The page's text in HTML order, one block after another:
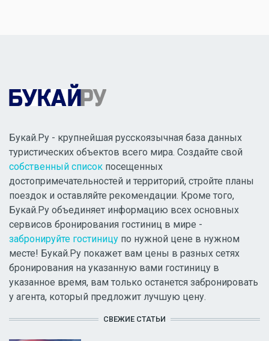
Букай.Ру - крупнейшая русскоязычная база данных
туристических объектов всего мира. Создайте свой
собственный список посещенных
достопримечательностей и территорий, стройте планы
поездок и оставляйте рекомендации. Кроме того,
Букай.Ру объединяет информацию всех основных
сервисов бронирования гостиниц в мире -
забронируйте гостиницу по нужной цене в нужном
месте! Букай.Ру покажет вам цены в разных сетях
бронирования на указанную вами гостиницу в
указанное время, вам только останется забронировать
у агента, который предложит лучшую цену.
СВЕЖИЕ СТАТЬИ